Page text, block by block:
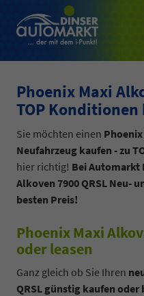
Phoenix Maxi
TOP
Sie möchten einen Phoenix
Neufahrzeug kaufen - zu
hier richtig! Bei Automarkt
Alkoven 7900 QRSL Neu-
besten Preis!
Phoenix Maxi
oder leasen
Ganz gleich ob Sie Ihren
QRSL günstig kaufen oder